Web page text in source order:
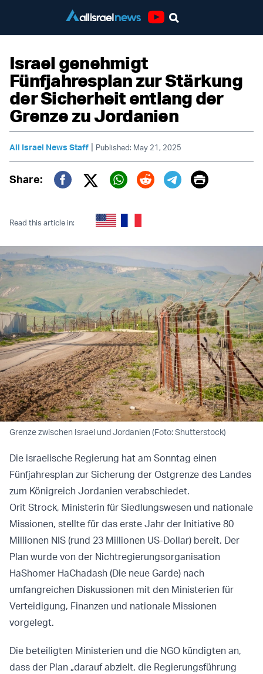
Israel genehmigt
Fünfjahresplan zur Stärkung
der Sicherheit entlang der
Grenze zu Jordanien
All Israel News Staff | Published: May 21, 2025
Share:
Twitter (X)
Print
Read this article in:
Grenze zwischen Israel und Jordanien (Foto: Shutterstock)
Die israelische Regierung hat am Sonntag einen
Fünfjahresplan zur Sicherung der Ostgrenze des Landes
zum Königreich Jordanien verabschiedet.
Orit Strock, Ministerin für Siedlungswesen und nationale
Missionen, stellte für das erste Jahr der Initiative 80
Millionen NIS (rund 23 Millionen US-Dollar) bereit. Der
Plan wurde von der Nichtregierungsorganisation
HaShomer HaChadash (Die neue Garde) nach
umfangreichen Diskussionen mit den Ministerien für
Verteidigung, Finanzen und nationale Missionen
vorgelegt.
Die beteiligten Ministerien und die NGO kündigten an,
dass der Plan „darauf abzielt, die Regierungsführung